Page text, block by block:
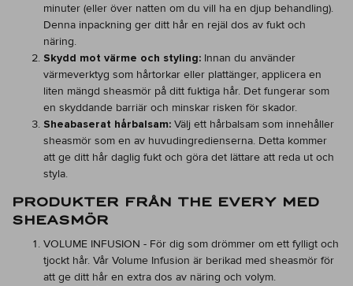
minuter (eller över natten om du vill ha en djup behandling).
Denna inpackning ger ditt hår en rejäl dos av fukt och
näring.
Skydd mot värme och styling: Innan du använder
värmeverktyg som hårtorkar eller plattänger, applicera en
liten mängd sheasmör på ditt fuktiga hår. Det fungerar som
en skyddande barriär och minskar risken för skador.
Sheabaserat hårbalsam: Välj ett hårbalsam som innehåller
sheasmör som en av huvudingredienserna. Detta kommer
att ge ditt hår daglig fukt och göra det lättare att reda ut och
styla.
PRODUKTER FRÅN THE EVERY MED
SHEASMÖR
VOLUME INFUSION - För dig som drömmer om ett fylligt och
tjockt hår. Vår Volume Infusion är berikad med sheasmör för
att ge ditt hår en extra dos av näring och volym.